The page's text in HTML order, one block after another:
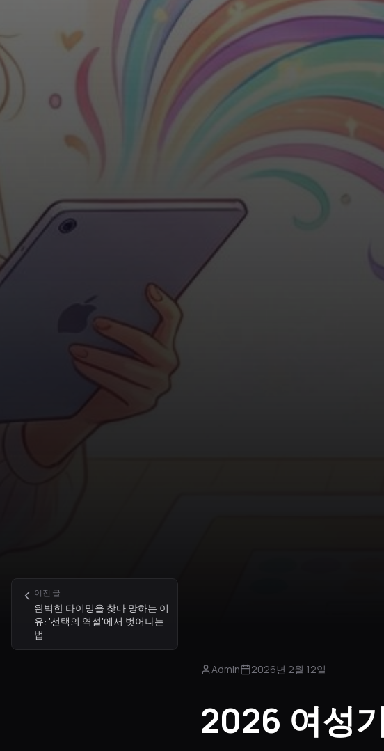
Admin 2026년 2월 12일
2026 여성
이전 글
완벽한 타이밍을 찾다 망하는 이
유: '선택의 역설'에서 벗어나는
법